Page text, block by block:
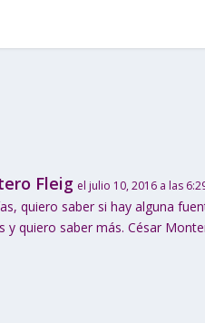
Fleig el julio 10, 2016 a las
quiero saber si hay alguna
y quiero saber más. César